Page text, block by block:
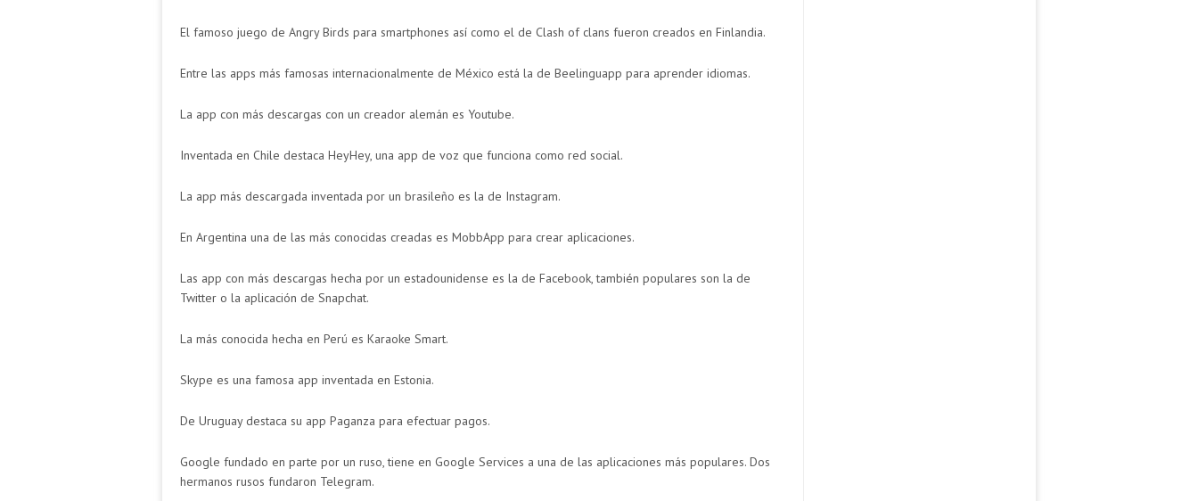
El famoso juego de Angry Birds para smartphones así como el de Clash of clans fueron creados en Finlandia.
Entre las apps más famosas internacionalmente de México está la de Beelinguapp para aprender idiomas.
La app con más descargas con un creador alemán es Youtube.
Inventada en Chile destaca HeyHey, una app de voz que funciona como red social.
La app más descargada inventada por un brasileño es la de Instagram.
En Argentina una de las más conocidas creadas es MobbApp para crear aplicaciones.
Las app con más descargas hecha por un estadounidense es la de Facebook, también populares son la de
Twitter o la aplicación de Snapchat.
La más conocida hecha en Perú es Karaoke Smart.
Skype es una famosa app inventada en Estonia.
De Uruguay destaca su app Paganza para efectuar pagos.
Google fundado en parte por un ruso, tiene en Google Services a una de las aplicaciones más populares. Dos
hermanos rusos fundaron Telegram.